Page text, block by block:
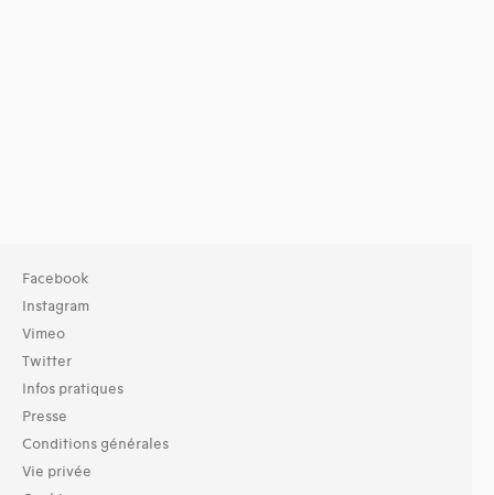
Facebook
Instagram
Vimeo
Twitter
Infos pratiques
Presse
Conditions générales
Vie privée